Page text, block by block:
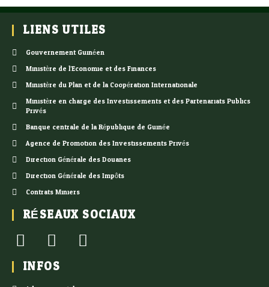
LIENS UTILES
Gouvernement Guinéen
Ministère de l’Economie et des Finances
Ministère du Plan et de la Coopération Internationale
Ministère en charge des Investissements et des Partenariats Publics
Privés
Banque centrale de la République de Guinée
Agence de Promotion des Investissements Privés
Direction Générale des Douanes
Direction Générale des Impôts
Contrats Miniers
RÉSEAUX SOCIAUX
INFOS